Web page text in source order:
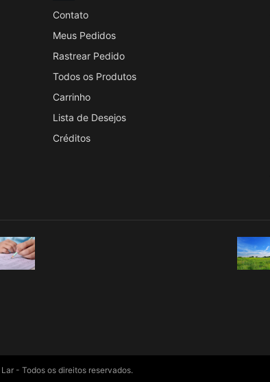
Contato
Meus Pedidos
Rastrear Pedido
Todos os Produtos
Carrinho
Lista de Desejos
Créditos
- Todos os direitos reservados.